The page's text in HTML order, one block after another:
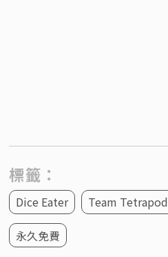
標籤：
Dice Eater Team Tetrapod
永久免費